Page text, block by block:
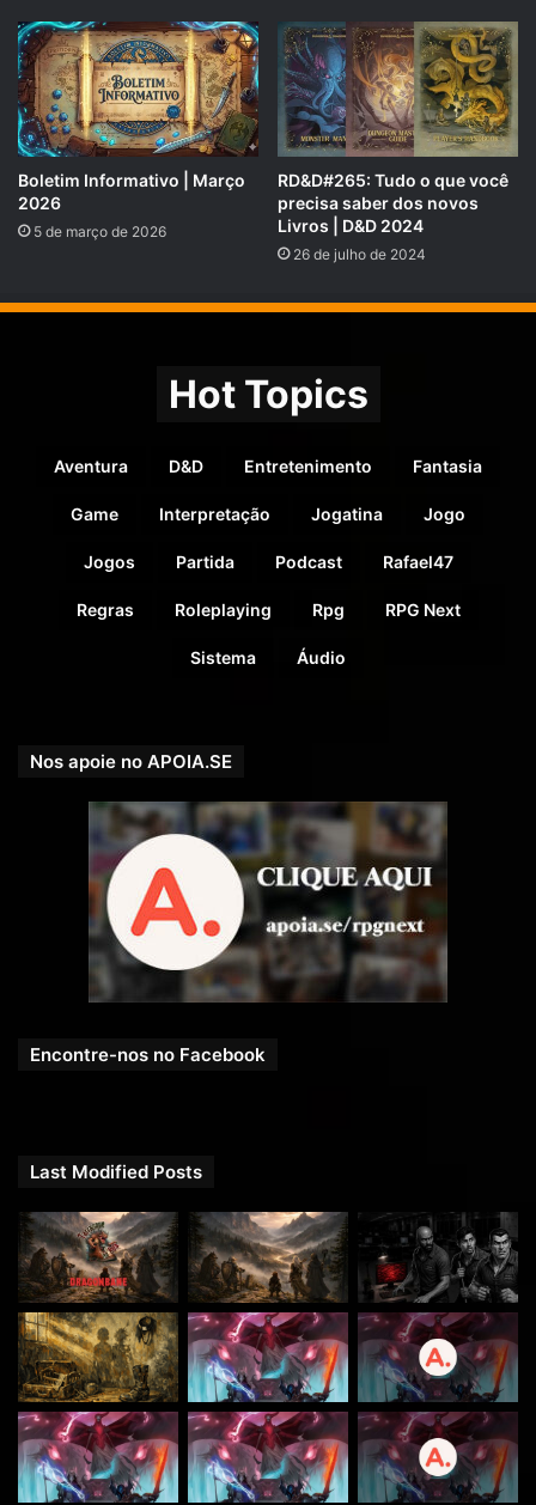
Nossa parceira! Editora CHA – Livros e Sistemas Nacionais
APOIE NOSSA CAUSA!
Nossa Campanha do PADRIM está no AR! Acesse e
veja nossas Metas e Recompensas para os patronos.
padrim.com.br/rpgnext
Se você preferir nos apoiar pelo PICPAY, acesse e
veja nossas recompensas:
picpay.me/rpgnext
Boletim Informativo | Março
2026
5 de março de 2026
RD&D#265: Tudo o que você
precisa saber dos novos
Livros | D&D 2024
26 de julho de 2024
Hot Topics
Aventura D&D Entretenimento Fantasia
Game Interpretação Jogatina Jogo
Jogos Partida Podcast Rafael47
Regras Roleplaying Rpg RPG Next
Sistema Áudio
Nos apoie no APOIA.SE
Encontre-nos no Facebook
Last Modified Posts